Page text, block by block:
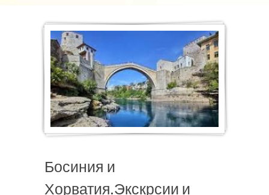
Босиния и
Хорватия.Экскрсии и